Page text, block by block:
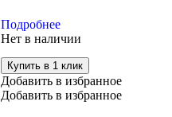
Подробнее
Нет в наличии
Купить в 1 клик
Добавить в избранное
Добавить в избранное